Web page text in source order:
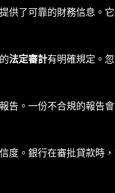
供了可靠的財務信息。
法定審計有明確規定。
告。一份不合規的報告
度。銀行在審批貸款時